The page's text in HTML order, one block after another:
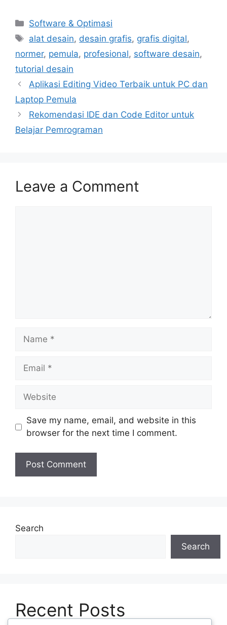
Categories
Software & Optimasi
Tags
alat desain, desain grafis, grafis digital,
normer, pemula, profesional, software desain,
tutorial desain
Aplikasi Editing Video Terbaik untuk PC dan
Laptop Pemula
Rekomendasi IDE dan Code Editor untuk
Belajar Pemrograman
Leave a Comment
Name
Email
Website
Save my name, email, and website in this
browser for the next time I comment.
Search
Search
Recent Posts